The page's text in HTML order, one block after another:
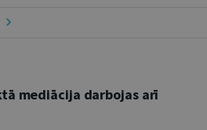
mediācija darbojas arī